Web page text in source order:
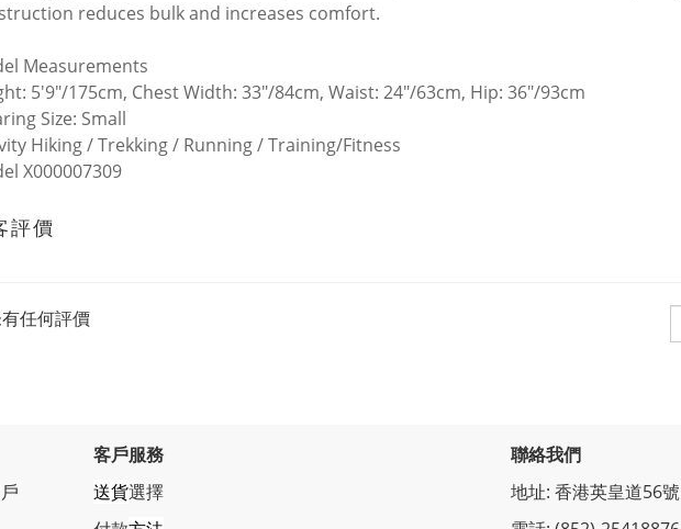
reduces bulk and increases comfort.
Measurements
5'9"/175cm, Chest Width: 33"/84cm, Waist: 24"/63cm, Hip: 36"/93cm
Size: Small
Hiking / Trekking / Running / Training/Fitness
X000007309
評價
任何評價
客戶服務
送貨選擇
聯絡我們
地址: 香港英皇道56號